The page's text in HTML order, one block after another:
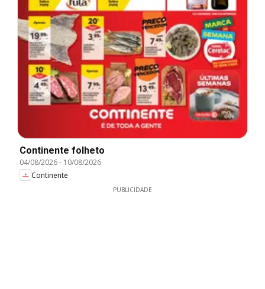
Continente folheto
04/08/2026- 10/08/2026
Continente
PUBLICIDADE